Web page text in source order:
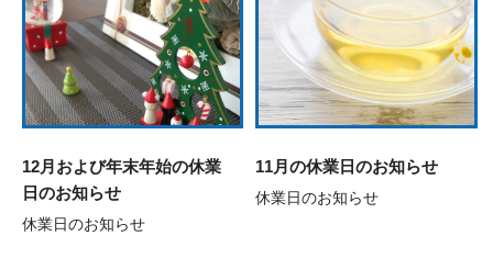
12月および年末年始の休業
日のお知らせ
休業日のお知らせ
11月の休業日のお知らせ
休業日のお知らせ